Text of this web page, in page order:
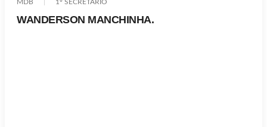
MDB 1º SECRETÁRIO
WANDERSON MANCHINHA.